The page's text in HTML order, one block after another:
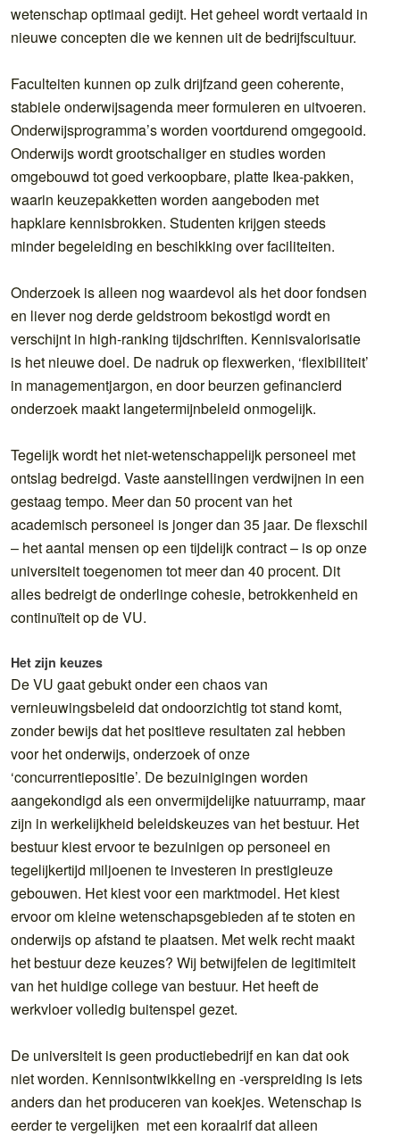
wetenschap optimaal gedijt. Het geheel wordt vertaald in
nieuwe concepten die we kennen uit de bedrijfscultuur.
Faculteiten kunnen op zulk drijfzand geen coherente,
stabiele onderwijsagenda meer formuleren en uitvoeren.
Onderwijsprogramma’s worden voortdurend omgegooid.
Onderwijs wordt grootschaliger en studies worden
omgebouwd tot goed verkoopbare, platte Ikea-pakken,
waarin keuzepakketten worden aangeboden met
hapklare kennisbrokken. Studenten krijgen steeds
minder begeleiding en beschikking over faciliteiten.
Onderzoek is alleen nog waardevol als het door fondsen
en liever nog derde geldstroom bekostigd wordt en
verschijnt in high-ranking tijdschriften. Kennisvalorisatie
is het nieuwe doel. De nadruk op flexwerken, ‘flexibiliteit’
in managementjargon, en door beurzen gefinancierd
onderzoek maakt langetermijnbeleid onmogelijk.
Tegelijk wordt het niet-wetenschappelijk personeel met
ontslag bedreigd. Vaste aanstellingen verdwijnen in een
gestaag tempo. Meer dan 50 procent van het
academisch personeel is jonger dan 35 jaar. De flexschil
– het aantal mensen op een tijdelijk contract – is op onze
universiteit toegenomen tot meer dan 40 procent. Dit
alles bedreigt de onderlinge cohesie, betrokkenheid en
continuïteit op de VU.
Het zijn keuzes
De VU gaat gebukt onder een chaos van
vernieuwingsbeleid dat ondoorzichtig tot stand komt,
zonder bewijs dat het positieve resultaten zal hebben
voor het onderwijs, onderzoek of onze
‘concurrentiepositie’. De bezuinigingen worden
aangekondigd als een onvermijdelijke natuurramp, maar
zijn in werkelijkheid beleidskeuzes van het bestuur. Het
bestuur kiest ervoor te bezuinigen op personeel en
tegelijkertijd miljoenen te investeren in prestigieuze
gebouwen. Het kiest voor een marktmodel. Het kiest
ervoor om kleine wetenschapsgebieden af te stoten en
onderwijs op afstand te plaatsen. Met welk recht maakt
het bestuur deze keuzes? Wij betwijfelen de legitimiteit
van het huidige college van bestuur. Het heeft de
werkvloer volledig buitenspel gezet.
De universiteit is geen productiebedrijf en kan dat ook
niet worden. Kennisontwikkeling en -verspreiding is iets
anders dan het produceren van koekjes. Wetenschap is
eerder te vergelijken met een koraalrif dat alleen